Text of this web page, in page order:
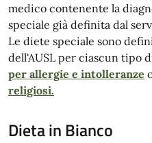
medico contenente la
speciale già definita dal
Le diete speciale sono
dell'AUSL per ciascun tipo
per allergie e intolleranze
religiosi.
Dieta in Bianco